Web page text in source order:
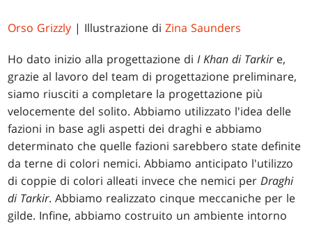
Orso Grizzly | Illustrazione diZina Saunders
Ho dato inizio alla progettazione diI Khan di Tarkire,
grazie al lavoro del team di progettazione preliminare,
siamo riusciti a completare la progettazione più
velocemente del solito. Abbiamo utilizzato l'idea delle
fazioni in base agli aspetti dei draghi e abbiamo
determinato che quelle fazioni sarebbero state definite
da terne di colori nemici. Abbiamo anticipato l'utilizzo
di coppie di colori alleati invece che nemici perDraghi
di Tarkir. Abbiamo realizzato cinque meccaniche per le
gilde. Infine, abbiamo costruito un ambiente intorno